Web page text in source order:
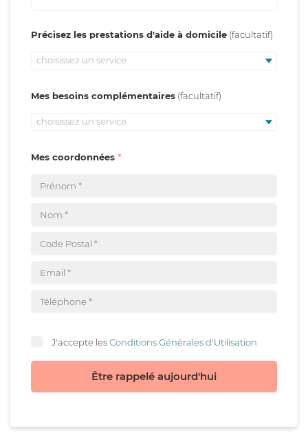
Précisez les prestations d'aide à domicile
choisissez un service
Mes besoins complémentaires
choisissez un service
Mes coordonnées
J'accepte lesConditions Générales d'Utilisation
Être rappelé aujourd'hui